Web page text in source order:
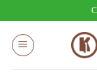
nội
dung